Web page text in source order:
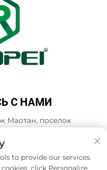
С НАМИ
Маотан, поселок
to provide our services.
click Personalize